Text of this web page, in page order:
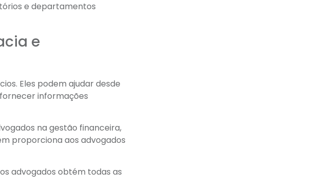
e departamentos
e
Eles podem ajudar desde
informações
na gestão financeira,
proporciona aos advogados
advogados obtém todas as